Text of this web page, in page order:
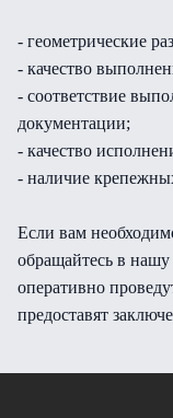
- геометрические
- качество
- соответствие
документации;
- качество
- наличие
Если вам
обращайтесь в
оперативно
предоставят